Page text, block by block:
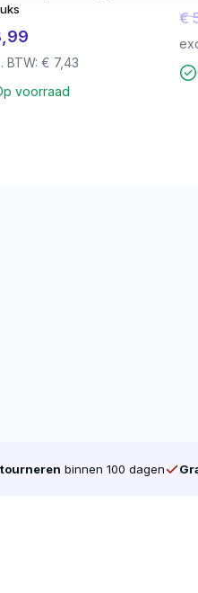
BTW:€ 7,43
voorraad
€
binnen 100 dagen